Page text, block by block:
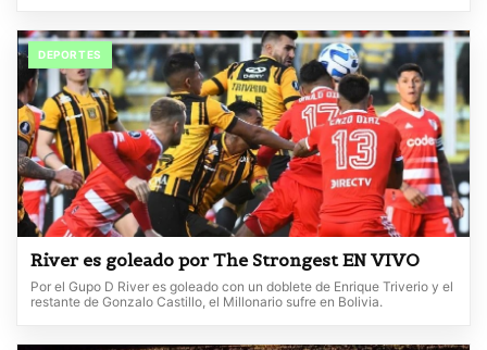
DEPORTES
River es goleado por The Strongest EN VIVO
Por el Gupo D River es goleado con un doblete de Enrique Triverio y el
restante de Gonzalo Castillo, el Millonario sufre en Bolivia.